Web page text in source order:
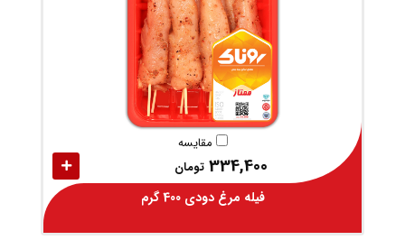
مقایسه
334,400 تومان
فیله مرغ دودی 400 گرم